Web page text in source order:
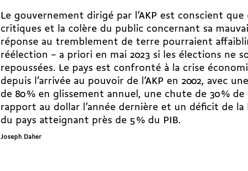
Le gouvernement dirigé par l’AKP est conscient que
critiques et la colère du public concernant sa
réponse au tremblement de terre pourraient
réélection – a priori en mai 2023 si les élections ne
repoussées. Le pays est confronté à la crise
depuis l’arrivée au pouvoir de l’AKP en 2002, avec
de 80 % en glissement annuel, une chute de 30 %
rapport au dollar l’année dernière et un déficit de la
du pays atteignant près de 5 % du PIB.
Joseph Daher